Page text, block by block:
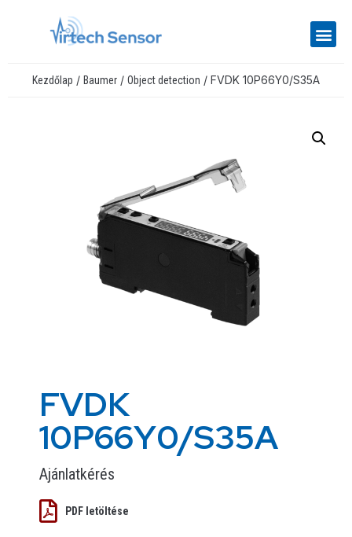
Kezdőlap / Baumer / Object detection / FVDK 10P66Y0/S35A
FVDK
10P66Y0/S35A
Ajánlatkérés
PDF letöltése